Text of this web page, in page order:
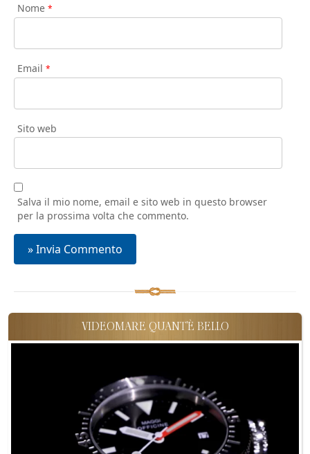
Nome *
Email *
Sito web
Salva il mio nome, email e sito web in questo browser
per la prossima volta che commento.
VIDEOMARE QUANT'È BELLO